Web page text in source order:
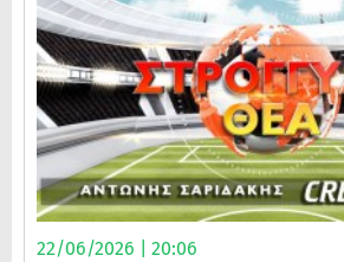
22/06/2026 | 20:06